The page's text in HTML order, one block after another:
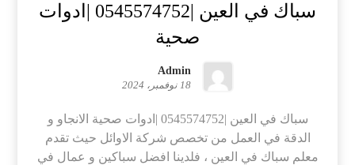
سباك في العين |0545574752 |ادوات
صحية
Admin
18 نوفمبر، 2024
سباك في العين |0545574752 |ادوات صحية الانجاو و
الدقة في العمل من تخصص شركة الاوائل حيث تقدم
معلم سباك في العين ، فلدينا افضل سباكين و عمال في